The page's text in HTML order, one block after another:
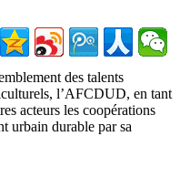
des talents
l’AFCDUD, en tant
acteurs les coopérations
urbain durable par sa